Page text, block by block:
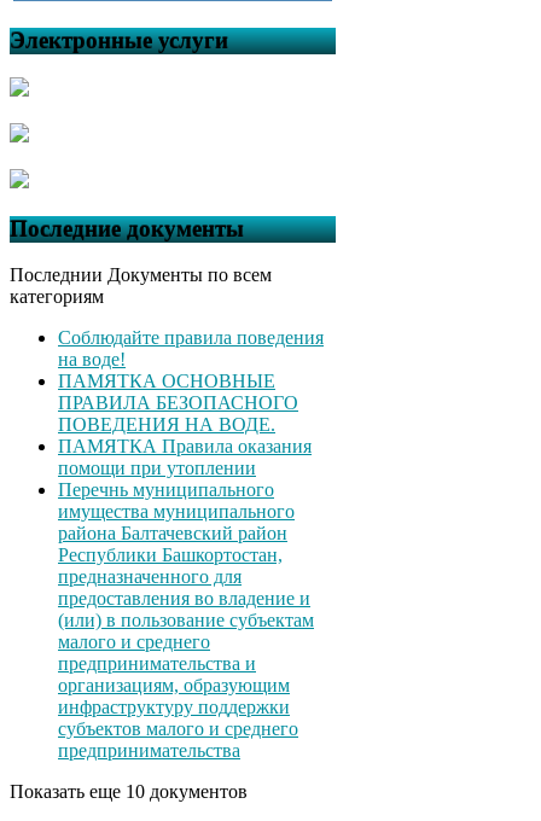
Электронные услуги
Последние документы
Последнии Документы по всем
категориям
Соблюдайте правила поведения
на воде!
ПАМЯТКА ОСНОВНЫЕ
ПРАВИЛА БЕЗОПАСНОГО
ПОВЕДЕНИЯ НА ВОДЕ.
ПАМЯТКА Правила оказания
помощи при утоплении
Перечнь муниципального
имущества муниципального
района Балтачевский район
Республики Башкортостан,
предназначенного для
предоставления во владение и
(или) в пользование субъектам
малого и среднего
предпринимательства и
организациям, образующим
инфраструктуру поддержки
субъектов малого и среднего
предпринимательства
Показать еще 10 документов